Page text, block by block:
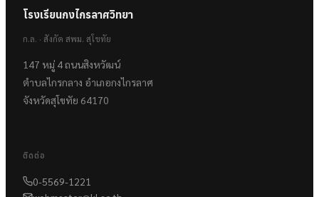
โรงเรียนกงไกรลาศวิทยา
ก.ล. · สังกัด สพม. สุโขทัย
147 หมู่ 4 ถนนสิงหวัฒน์
ตำบลไกรกลาง อำเภอกงไกรลาศ
จังหวัดสุโขทัย 64170
ติดต่อ
0-5569-1221